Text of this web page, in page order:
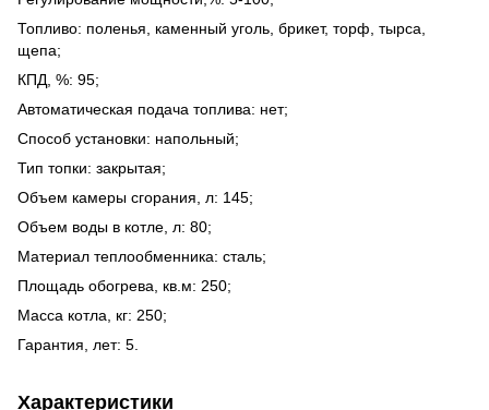
Топливо: поленья, каменный уголь, брикет, торф, тырса,
щепа;
КПД, %: 95;
Автоматическая подача топлива: нет;
Способ установки: напольный;
Тип топки: закрытая;
Объем камеры сгорания, л: 145;
Объем воды в котле, л: 80;
Материал теплообменника: сталь;
Площадь обогрева, кв.м: 250;
Масса котла, кг: 250;
Гарантия, лет: 5.
Характеристики